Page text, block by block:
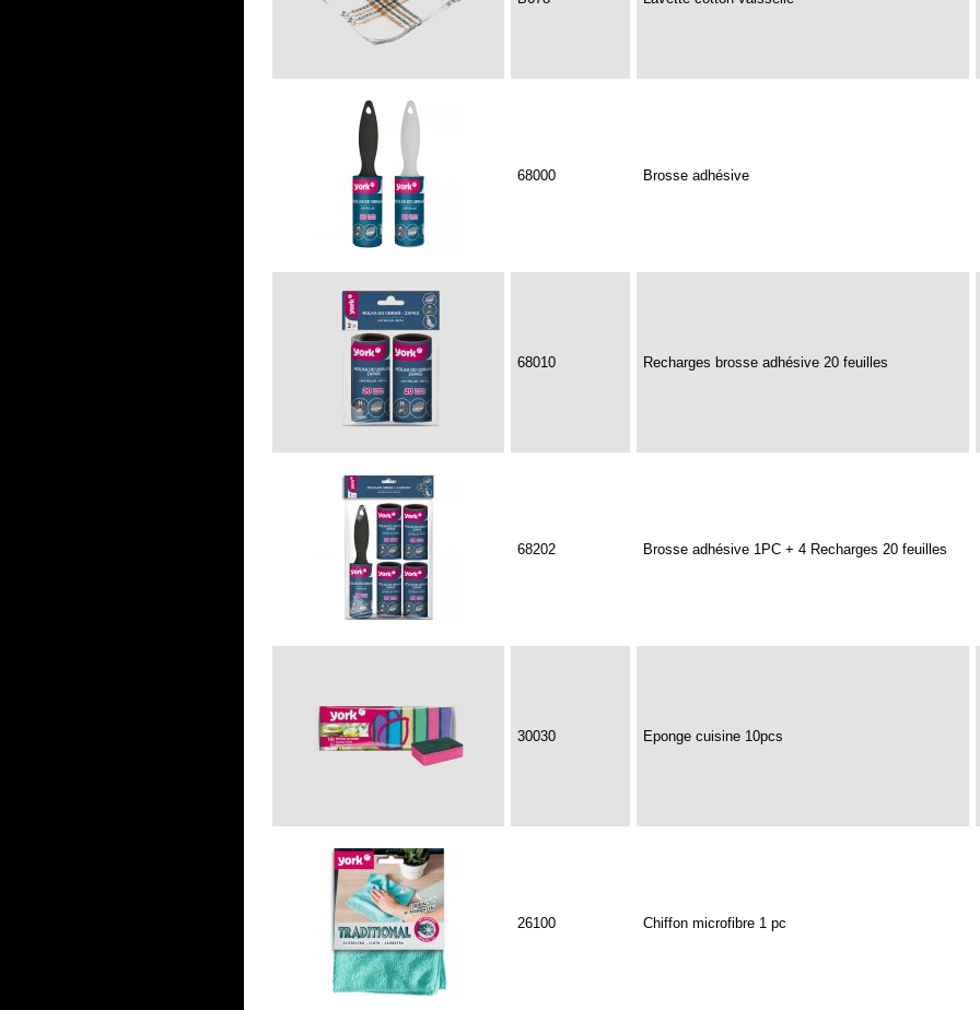
68000 Brosse adhésive
68010 Recharges brosse adhésive 20 feuilles
68202 Brosse adhésive 1PC + 4 Recharges 20 feuilles
30030 Eponge cuisine 10pcs
26100 Chiffon microfibre 1 pc